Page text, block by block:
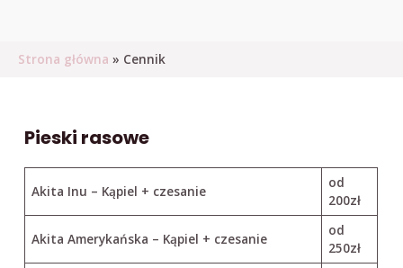
Strona główna » Cennik
Pieski rasowe
Akita Inu – Kąpiel + czesanie
od
200zł
Akita Amerykańska – Kąpiel + czesanie
od
250zł